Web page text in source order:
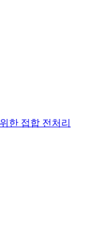
한 접합 전처리